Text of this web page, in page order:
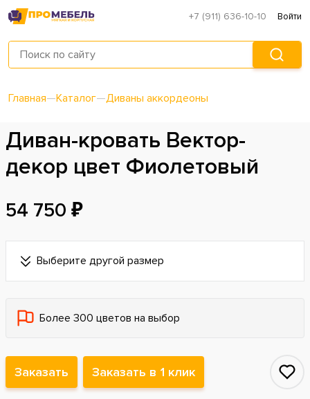
+7 (911) 636-10-10 Войти
Главная—Каталог—Диваны аккордеоны
Диван-кровать Вектор-
декор цвет Фиолетовый
54 750 ₽
Выберите другой размер
Более 300 цветов на выбор
Заказать Заказать в 1 клик